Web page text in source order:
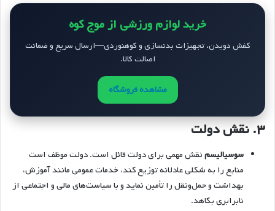
خرید لوازم ورزشی از موج کوه
کفش دویدن، تجهیزات بدنسازی و کوهنوردی—ارسال سریع و ضمانت
اصالت کالا.
مشاهده فروشگاه
۳. نقش دولت
سوسیالیسمنقش مهمی برای دولت قائل است. دولت موظف است
منابع را به شکلی عادلانه توزیع کند، خدمات عمومی مانند آموزش،
بهداشت و حمل‌ونقل را تأمین نماید و با سیاست‌های مالی و اجتماعی از
نابرابری بکاهد.